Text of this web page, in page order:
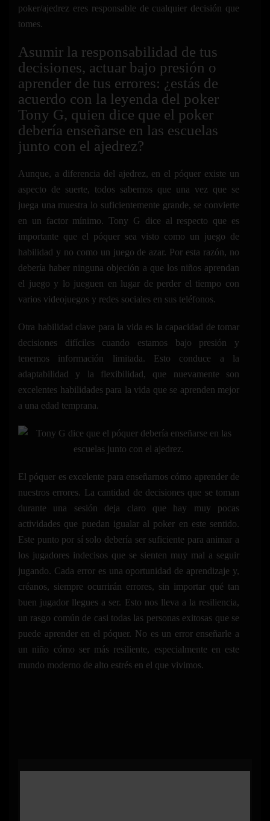
poker/ajedrez eres responsable de cualquier decisión que
tomes.
Asumir la responsabilidad de tus
decisiones, actuar bajo presión o
aprender de tus errores: ¿estás de
acuerdo con la leyenda del poker
Tony G, quien dice que el poker
debería enseñarse en las escuelas
junto con el ajedrez?
Aunque, a diferencia del ajedrez, en el póquer existe un
aspecto de suerte, todos sabemos que una vez que se
juega una muestra lo suficientemente grande, se convierte
en un factor mínimo. Tony G dice al respecto que es
importante que el póquer sea visto como un juego de
habilidad y no como un juego de azar. Por esta razón, no
debería haber ninguna objeción a que los niños aprendan
el juego y lo jueguen en lugar de perder el tiempo con
varios videojuegos y redes sociales en sus teléfonos.
Otra habilidad clave para la vida es la capacidad de tomar
decisiones difíciles cuando estamos bajo presión y
tenemos información limitada. Esto conduce a la
adaptabilidad y la flexibilidad, que nuevamente son
excelentes habilidades para la vida que se aprenden mejor
a una edad temprana.
El póquer es excelente para enseñarnos cómo aprender de
nuestros errores. La cantidad de decisiones que se toman
durante una sesión deja claro que hay muy pocas
actividades que puedan igualar al poker en este sentido.
Este punto por sí solo debería ser suficiente para animar a
los jugadores indecisos que se sienten muy mal a seguir
jugando. Cada error es una oportunidad de aprendizaje y,
créanos, siempre ocurrirán errores, sin importar qué tan
buen jugador llegues a ser. Esto nos lleva a la resiliencia,
un rasgo común de casi todas las personas exitosas que se
puede aprender en el póquer. No es un error enseñarle a
un niño cómo ser más resiliente, especialmente en este
mundo moderno de alto estrés en el que vivimos.